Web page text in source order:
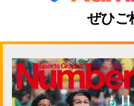
ぜひご